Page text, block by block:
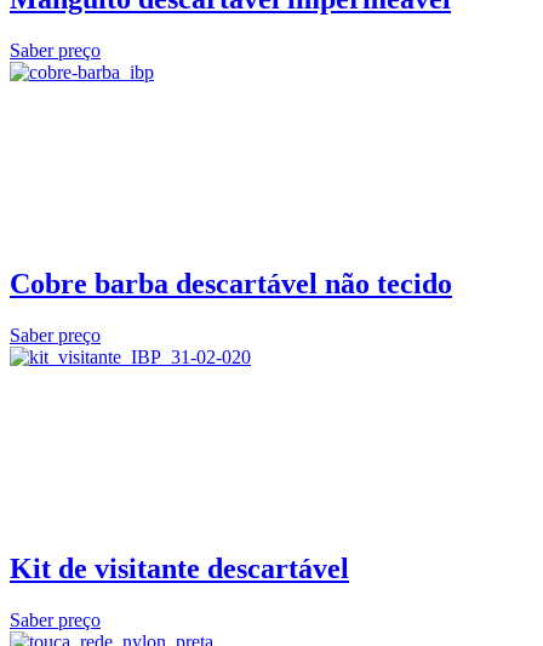
Saber preço
Cobre barba descartável não tecido
Saber preço
Kit de visitante descartável
Saber preço